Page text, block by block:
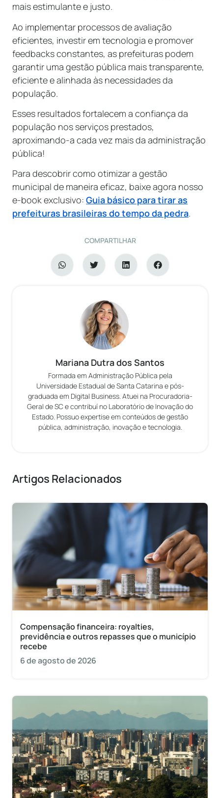
mais estimulante e justo.
Ao implementar processos de avaliação
eficientes, investir em tecnologia e promover
feedbacks constantes, as prefeituras podem
garantir uma gestão pública mais transparente,
eficiente e alinhada às necessidades da
população.
Esses resultados fortalecem a confiança da
população nos serviços prestados,
aproximando-a cada vez mais da administração
pública!
Para descobrir como otimizar a gestão
municipal de maneira eficaz, baixe agora nosso
e-book exclusivo: Guia básico para tirar as
prefeituras brasileiras do tempo da pedra.
COMPARTILHAR
Mariana Dutra dos Santos
Formada em Administração Pública pela
Universidade Estadual de Santa Catarina e pós-
graduada em Digital Business. Atuei na Procuradoria-
Geral de SC e contribuí no Laboratório de Inovação do
Estado. Possuo expertise em conteúdos de gestão
pública, administração, inovação e tecnologia.
Artigos Relacionados
Compensação financeira: royalties,
previdência e outros repasses que o município
recebe
6 de agosto de 2026